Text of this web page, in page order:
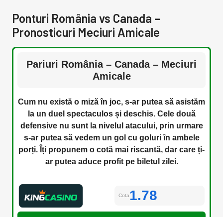
Ponturi România vs Canada –
Pronosticuri Meciuri Amicale
Pariuri România – Canada – Meciuri
Amicale
Cum nu există o miză în joc, s-ar putea să asistăm
la un duel spectaculos și deschis. Cele două
defensive nu sunt la nivelul atacului, prin urmare
s-ar putea să vedem un gol cu goluri în ambele
porți. Îți propunem o cotă mai riscantă, dar care ți-
ar putea aduce profit pe biletul zilei.
Cota1.78